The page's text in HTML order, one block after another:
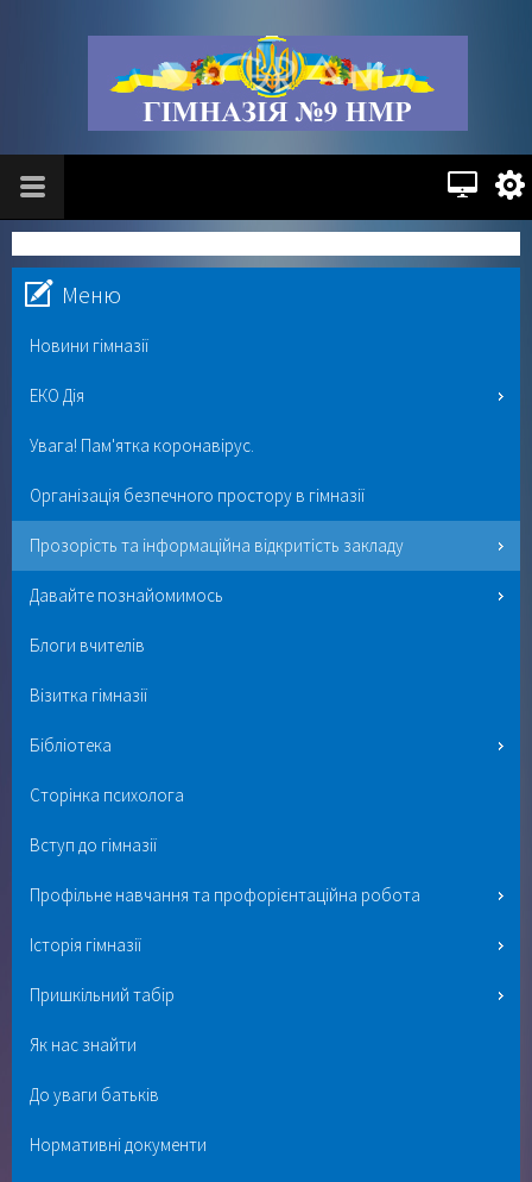
Меню
Новини гімназії
ЕКО Дія
Увага! Пам'ятка коронавірус.
Організація безпечного простору в гімназії
Прозорість та інформаційна відкритість закладу
Давайте познайомимось
Блоги вчителів
Візитка гімназії
Бібліотека
Сторінка психолога
Вступ до гімназії
Профільне навчання та профорієнтаційна робота
Історія гімназії
Пришкільний табір
Як нас знайти
До уваги батьків
Нормативні документи